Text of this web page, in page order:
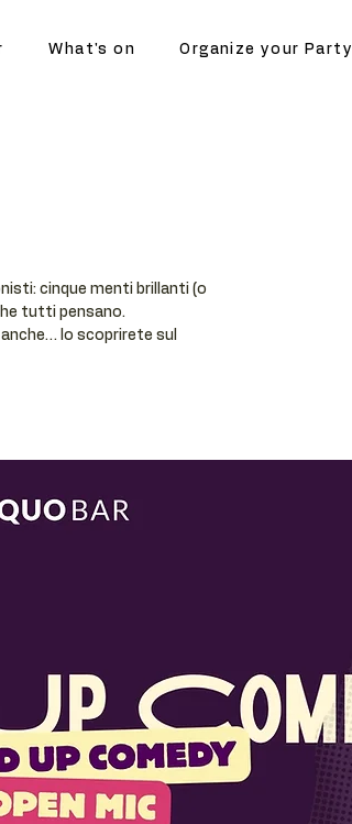
What's on Organize your Party
cinque menti brillanti (o
tutti pensano.
lo scoprirete sul